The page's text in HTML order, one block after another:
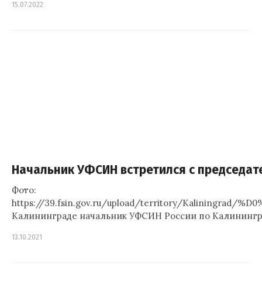
15.07.2022
Начальник УФСИН встретился с
Фото:
https://39.fsin.gov.ru/upload/territory/Kaliningrad/
Калининграде начальник УФСИН России по
13.10.2021